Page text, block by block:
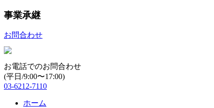
事業承継
お問合わせ
お電話でのお問合わせ
(平日/9:00〜17:00)
03-6212-7110
ホーム